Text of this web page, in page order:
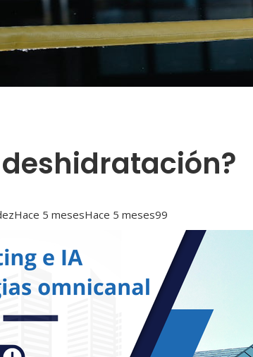
deshidratación?
Hace 5 mesesHace 5 meses99